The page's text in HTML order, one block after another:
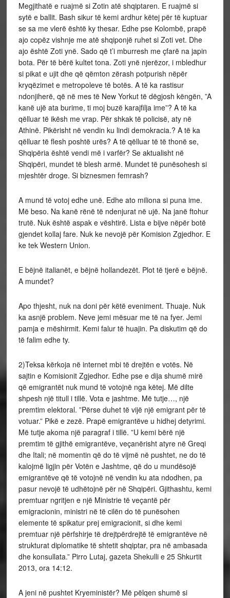
Megjithatë e ruajmë si Zotin atë shqiptaren. E ruajmë si
sytë e ballit. Bash sikur të kemi ardhur këtej për të kuptuar
se sa me vlerë është ky thesar. Edhe pse Kolombë, prapë
ajo copëz vishnje me atë shqiponjë ruhet si Zoti vet. Dhe
ajo është Zoti ynë. Sado që t’i mburresh me çfarë na japin
bota. Për të bërë kultet tona. Zoti ynë njerëzor, i mbledhur
si pikat e ujit dhe që qëmton zërash potpurish nëpër
kryqëzimet e metropoleve të botës. A të ka rastisur
ndonjiherë, që në mes të New Yorkut të dëgjosh këngën, ”A
kanë ujë ata burime, ti moj buzë karajfilja ime”? A të ka
qëlluar të ikësh me vrap. Për shkak të policisë, aty në
Athinë. Pikërisht në vendin ku lindi demokracia.? A të ka
qëlluar të flesh poshtë urës? A të qëlluar të të thonë se,
Shqipëria është vendi më i varfër? Se aktualisht në
Shqipëri, mundet të blesh armë. Mundet të punësohesh si
mjeshtër droge. Si biznesmen femrash?
A mund të votoj edhe unë. Edhe ato miliona si puna ime.
Më beso. Na kanë rënë të ndenjurat në ujë. Na janë ftohur
trutë. Nuk është aspak e vështirë. Lista e bijve nëpër botë
gjendet kollaj fare. Nuk ke nevojë për Komision Zgjedhor. E
ke tek Western Union.
E bëjnë italianët, e bëjnë hollandezët. Plot të tjerë e bëjnë.
A mundet?
Apo thjesht, nuk na doni për këtë eveniment. Thuaje. Nuk
ka asnjë problem. Neve jemi mësuar me të na fyer. Jemi
pamja e mëshirmit. Kemi falur të huajin. Pa diskutim që do
të falim edhe ty.
2)Teksa kërkoja në internet mbi të drejtën e votës. Në
sajtin e Komisionit Zgjedhor. Edhe pse e dija shumë mirë
që emigrantët nuk mund të votojnë nga këtej. Më dilte
shpesh një titull i tillë. Vota e jashtme. Më tutje…, një
premtim elektoral. ”Përse duhet të vijë një emigrant për të
votuar.” Pikë e zezë. Prapë emigrantëve u hidhej detyrimi.
Më tutje akoma një paragraf i tillë. ”U kemi bërë një
premtim të gjithë emigrantëve, veçanërisht atyre në Greqi
dhe Itali; në momentin që do të vijmë në pushtet, ne do të
kalojmë ligjin për Votën e Jashtme, që do u mundësojë
emigrantëve që të votojnë në vendin ku ata ndodhen, pa
pasur nevojë të udhëtojnë për në Shqipëri. Gjithashtu, kemi
premtuar ngritjen e një Ministrie të veçantë për
emigracionin, ministri në të cilën do të punësohen
elemente të spikatur prej emigracionit, si dhe kemi
premtuar një përfshirje të drejtpërdrejtë të emigrantëve në
strukturat diplomatike të shtetit shqiptar, pra në ambasada
dhe konsullata.” Pirro Lutaj, gazeta Shekulli e 25 Shkurtit
2013, ora 14:12.
A jeni në pushtet Kryeministër? Më pëlqen shumë si